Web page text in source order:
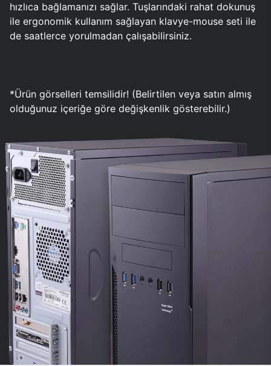
hızlıca bağlamanızı sağlar. Tuşlarındaki rahat dokunuş
ile ergonomik kullanım sağlayan klavye-mouse seti ile
de saatlerce yorulmadan çalışabilirsiniz.
*Ürün görselleri temsilidir! (Belirtilen veya satın almış
olduğunuz içeriğe göre değişkenlik gösterebilir.)